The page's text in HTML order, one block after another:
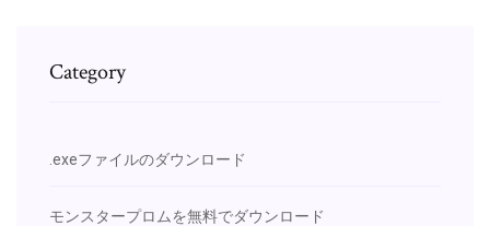
Category
.exeファイルのダウンロード
モンスタープロムを無料でダウンロード